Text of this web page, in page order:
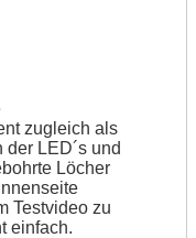
zugleich als
LED´s und
Löcher
Testvideo zu
einfach.